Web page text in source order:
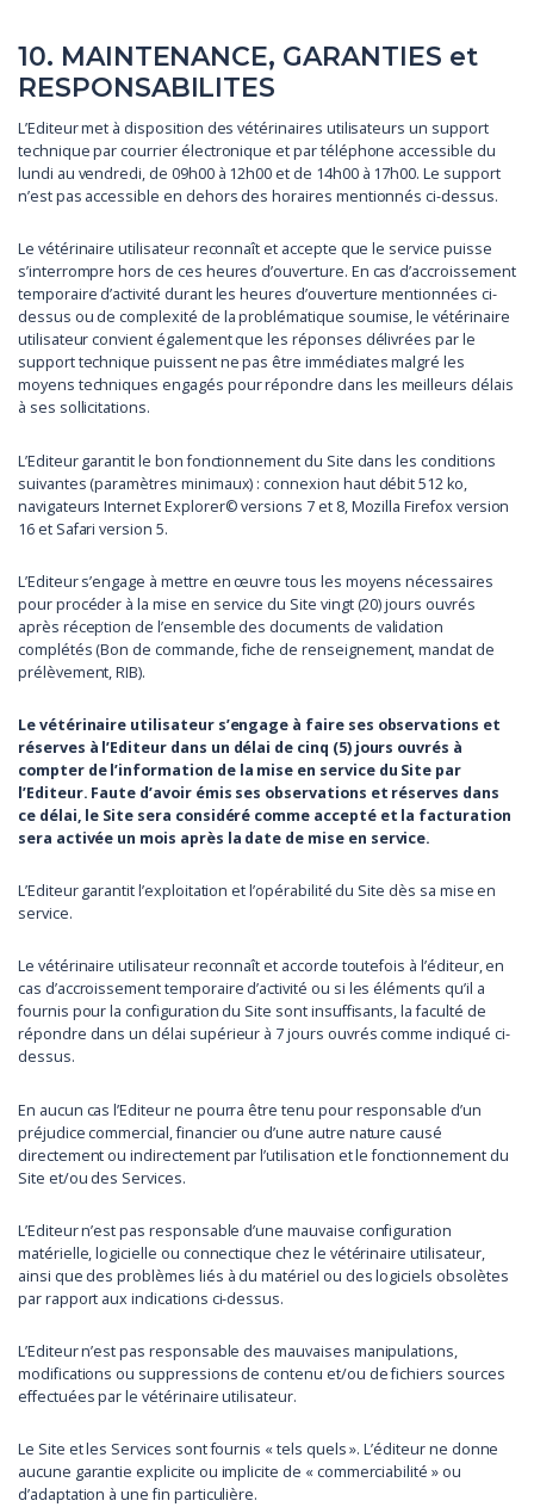
10. MAINTENANCE, GARANTIES et
RESPONSABILITES
L’Editeur met à disposition des vétérinaires utilisateurs un support
technique par courrier électronique et par téléphone accessible du
lundi au vendredi, de 09h00 à 12h00 et de 14h00 à 17h00. Le support
n’est pas accessible en dehors des horaires mentionnés ci-dessus.
Le vétérinaire utilisateur reconnaît et accepte que le service puisse
s’interrompre hors de ces heures d’ouverture. En cas d’accroissement
temporaire d’activité durant les heures d’ouverture mentionnées ci-
dessus ou de complexité de la problématique soumise, le vétérinaire
utilisateur convient également que les réponses délivrées par le
support technique puissent ne pas être immédiates malgré les
moyens techniques engagés pour répondre dans les meilleurs délais
à ses sollicitations.
L’Editeur garantit le bon fonctionnement du Site dans les conditions
suivantes (paramètres minimaux) : connexion haut débit 512 ko,
navigateurs Internet Explorer© versions 7 et 8, Mozilla Firefox version
16 et Safari version 5.
L’Editeur s’engage à mettre en œuvre tous les moyens nécessaires
pour procéder à la mise en service du Site vingt (20) jours ouvrés
après réception de l’ensemble des documents de validation
complétés (Bon de commande, fiche de renseignement, mandat de
prélèvement, RIB).
Le vétérinaire utilisateur s’engage à faire ses observations et
réserves à l’Editeur dans un délai de cinq (5) jours ouvrés à
compter de l’information de la mise en service du Site par
l’Editeur. Faute d’avoir émis ses observations et réserves dans
ce délai, le Site sera considéré comme accepté et la facturation
sera activée un mois après la date de mise en service.
L’Editeur garantit l’exploitation et l’opérabilité du Site dès sa mise en
service.
Le vétérinaire utilisateur reconnaît et accorde toutefois à l’éditeur, en
cas d’accroissement temporaire d’activité ou si les éléments qu’il a
fournis pour la configuration du Site sont insuffisants, la faculté de
répondre dans un délai supérieur à 7 jours ouvrés comme indiqué ci-
dessus.
En aucun cas l’Editeur ne pourra être tenu pour responsable d’un
préjudice commercial, financier ou d’une autre nature causé
directement ou indirectement par l’utilisation et le fonctionnement du
Site et/ou des Services.
L’Editeur n’est pas responsable d’une mauvaise configuration
matérielle, logicielle ou connectique chez le vétérinaire utilisateur,
ainsi que des problèmes liés à du matériel ou des logiciels obsolètes
par rapport aux indications ci-dessus.
L’Editeur n’est pas responsable des mauvaises manipulations,
modifications ou suppressions de contenu et/ou de fichiers sources
effectuées par le vétérinaire utilisateur.
Le Site et les Services sont fournis « tels quels ». L’éditeur ne donne
aucune garantie explicite ou implicite de « commerciabilité » ou
d’adaptation à une fin particulière.